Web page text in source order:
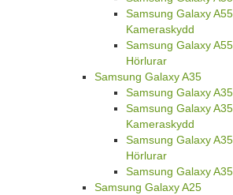
Samsung Galaxy
Kameraskydd
Samsung Galaxy
Hörlurar
Samsung Galaxy A35
Samsung Galaxy
Samsung Galaxy
Kameraskydd
Samsung Galaxy
Hörlurar
Samsung Galaxy
Samsung Galaxy A25